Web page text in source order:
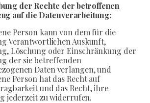
der Rechte der betroffenen
auf die Datenverarbeitung:
Person kann von dem für die
Verantwortlichen Auskunft,
Löschung oder Einschränkung der
der sie betreffenden
Daten verlangen, und
Person hat das Recht auf
und das Recht, ihre
jederzeit zu widerrufen.